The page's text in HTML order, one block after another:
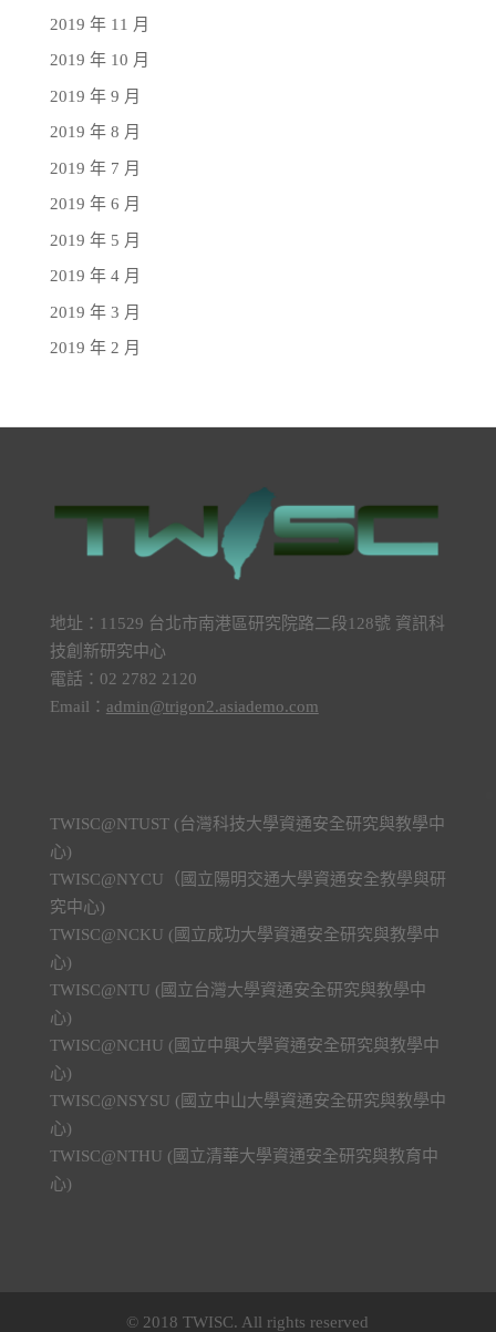
2019 年 11 月
2019 年 10 月
2019 年 9 月
2019 年 8 月
2019 年 7 月
2019 年 6 月
2019 年 5 月
2019 年 4 月
2019 年 3 月
2019 年 2 月
地址：11529 台北市南港區研究院路二段128號 資訊科
技創新研究中心
電話：02 2782 2120
Email： admin@trigon2.asiademo.com
TWISC@NTUST (台灣科技大學資通安全研究與教學中
心)
TWISC@NYCU（國立陽明交通大學資通安全教學與研
究中心)
TWISC@NCKU (國立成功大學資通安全研究與教學中
心)
TWISC@NTU (國立台灣大學資通安全研究與教學中
心)
TWISC@NCHU (國立中興大學資通安全研究與教學中
心)
TWISC@NSYSU (國立中山大學資通安全研究與教學中
心)
TWISC@NTHU (國立清華大學資通安全研究與教育中
心)
© 2018 TWISC. All rights reserved